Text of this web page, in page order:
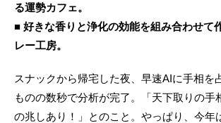
る運勢カフェ。
■ 好きな香りと浄化の効能を組み合わせて
レー工房。
スナックから帰宅した夜、早速AIに手相を
ものの数秒で分析が完了。「天下取りの手
の兆しあり！」とのこと。やっぱり、今年